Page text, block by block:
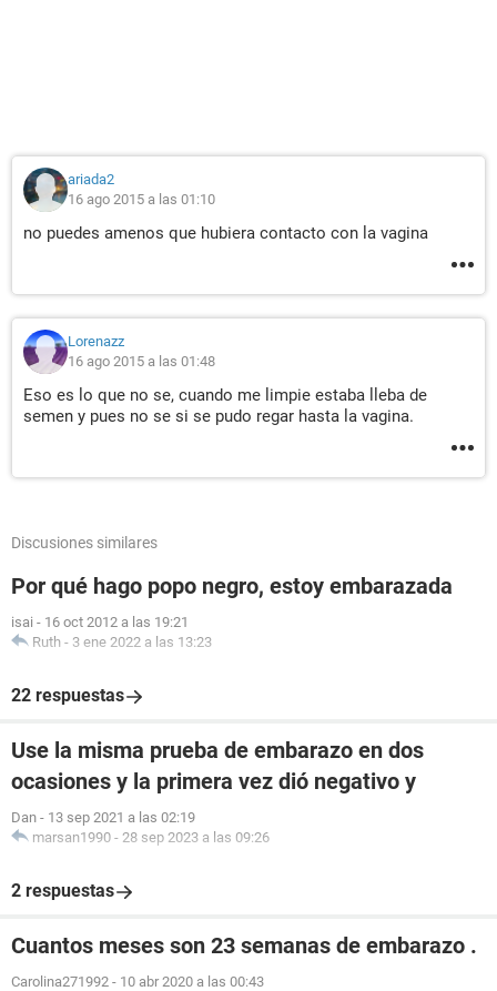
ariada2
16 ago 2015 a las 01:10
no puedes amenos que hubiera contacto con la vagina
Lorenazz
16 ago 2015 a las 01:48
Eso es lo que no se, cuando me limpie estaba lleba de
semen y pues no se si se pudo regar hasta la vagina.
Discusiones similares
Por qué hago popo negro, estoy embarazada
isai - 16 oct 2012 a las 19:21
Ruth - 3 ene 2022 a las 13:23
22 respuestas
Use la misma prueba de embarazo en dos
ocasiones y la primera vez dió negativo y
Dan - 13 sep 2021 a las 02:19
marsan1990 - 28 sep 2023 a las 09:26
2 respuestas
Cuantos meses son 23 semanas de embarazo .
Carolina271992 - 10 abr 2020 a las 00:43